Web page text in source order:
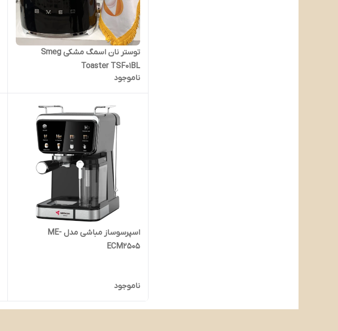
توستر نان اسمگ مشکی Smeg
Toaster TSF01BL
ناموجود
اسپرسوساز مباشی مدل ME-
ECM2505
ناموجود